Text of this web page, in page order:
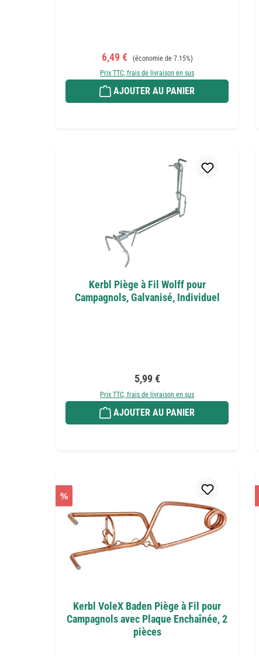
Prix de vente :
6,49 € Prix régulier :
(économie de 7.15%)
Prix TTC, frais de livraison en sus
AJOUTER AU PANIER
Kerbl Piège à Fil Wolff pour
Campagnols, Galvanisé, Individuel
Prix régulier :
5,99 €
Prix TTC, frais de livraison en sus
AJOUTER AU PANIER
%
Kerbl VoleX Baden Piège à Fil pour
Campagnols avec Plaque Enchaînée, 2
pièces